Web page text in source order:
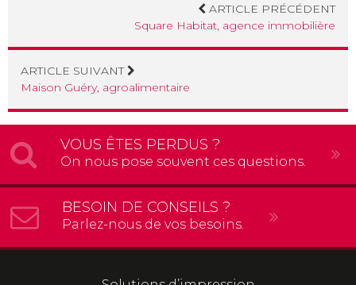
ARTICLE PRÉCÉDENT
Square Habitat, agence immobilière
ARTICLE SUIVANT
Maison Guéry, agroalimentaire
VOUS ÊTES PERDUS ?
On nous pose souvent ces questions.
BESOIN DE CONSEILS ?
Parlez-nous de vos besoins.